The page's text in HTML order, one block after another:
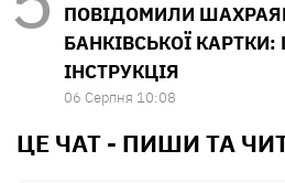
ПОВІДОМИЛИ
БАНКІВСЬКОЇ
ІНСТРУКЦІЯ
06 Серпня 10:08
ЦЕ ЧАТ - ПИШИ ТА